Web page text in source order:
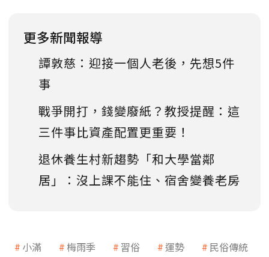
更多新聞報導
譚敦慈：迎接一個人老後，先想5件
事
戰爭開打，錢變廢紙？教授提醒：這
三件事比資產配置更重要！
退休養生村新趨勢「和大學當鄰
居」：沒上課不能住、宿舍變養老房
小滿 梅雨季 習俗 運勢
民俗傳統